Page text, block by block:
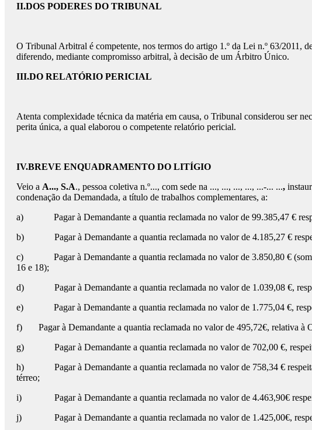
II.DOS PODERES DO TRIBUNAL
O Tribunal Arbitral é competente, nos termos do artigo 1.º da Lei n.º 63/2011,
diferendo, mediante compromisso arbitral, à decisão de um Árbitro Único.
III.DO RELATÓRIO PERICIAL
Atenta complexidade técnica da matéria em causa, o Tribunal considerou ser
perita única, a qual elaborou o competente relatório pericial.
IV.BREVE ENQUADRAMENTO DO LITÍGIO
Veio a A..., S.A., pessoa coletiva n.º..., com sede na ..., ..., ..., ..., ...-... ...,
condenação da Demandada, a título de trabalhos complementares, a:
a) Pagar à Demandante a quantia reclamada no valor de 99.385,47 €
b) Pagar à Demandante a quantia reclamada no valor de 4.185,27 €
c) Pagar à Demandante a quantia reclamada no valor de 3.850,80 €
16 e 18);
d) Pagar à Demandante a quantia reclamada no valor de 1.039,08 €,
e) Pagar à Demandante a quantia reclamada no valor de 1.775,04 €,
f) Pagar à Demandante a quantia reclamada no valor de 495,72€, relativa à
g) Pagar à Demandante a quantia reclamada no valor de 702,00 €,
h) Pagar à Demandante a quantia reclamada no valor de 758,34 €
térreo;
i) Pagar à Demandante a quantia reclamada no valor de 4.463,90€
j) Pagar à Demandante a quantia reclamada no valor de 1.425,00€,